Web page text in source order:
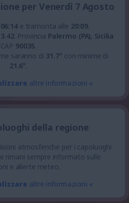
per Venerdì 7 Agosto
06:14e tramonta alle 20:09.
. Provincia Palermo (PA), Sicilia
CAP 90035.
saranno di 31.7° con minime di
21.6°.
altre informazioni «
della regione
atmosferiche per i capoluoghi
e rimani sempre informato sulle
e allerte meteo.
altre informazioni «